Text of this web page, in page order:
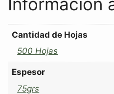
Cantidad de Hojas
500 Hojas
Espesor
75grs